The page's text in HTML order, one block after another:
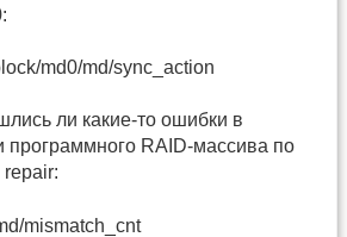
md0/md/sync_action
ли какие-то ошибки в
программного RAID-массива по
mismatch_cnt